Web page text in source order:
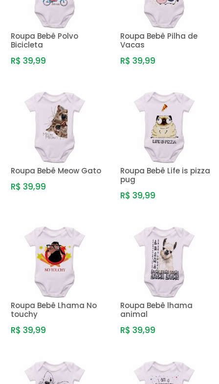
Roupa Bebê Polvo
Bicicleta
R$ 39,99
Roupa Bebê Pilha de
Vacas
R$ 39,99
Roupa Bebê Meow Gato
R$ 39,99
Roupa Bebê Life is pizza
pug
R$ 39,99
Roupa Bebê Lhama No
touchy
R$ 39,99
Roupa Bebê lhama
animal
R$ 39,99